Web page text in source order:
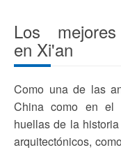
Los
en Xi'an
Como una de las
China como en el
huellas de la
arquitectónicos,